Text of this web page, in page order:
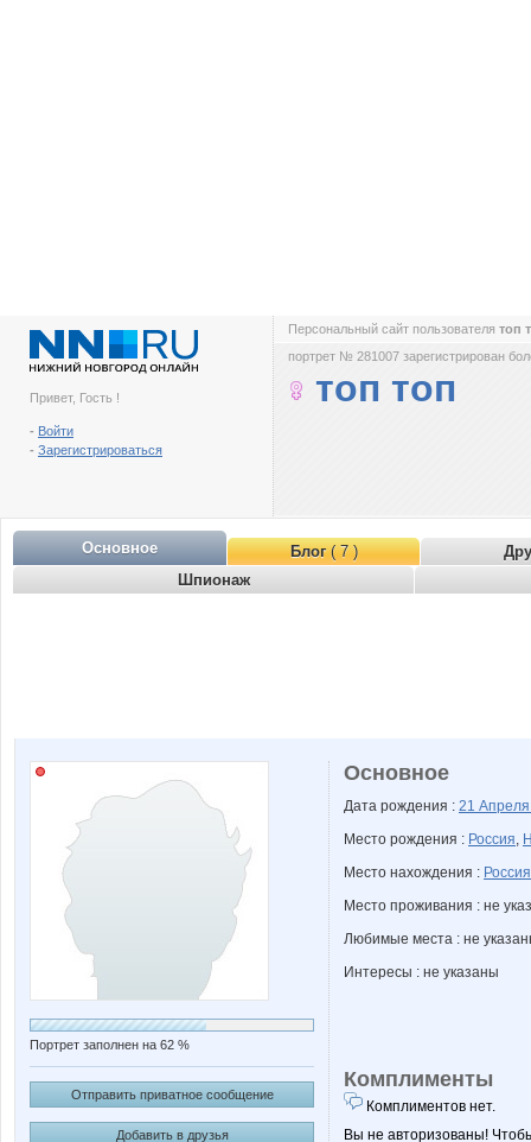
Привет, Гость !
- Войти
- Зарегистрироваться
Персональный сайт пользователя топ
портрет № 281007 зарегистрирован
топ топ
Основное Блог( 7 )
Шпионаж
Портрет заполнен на 62 %
Отправить приватное сообщение
Добавить в друзья
Основное
Дата рождения : 21
Место рождения : Россия,
Место нахождения : Россия
Место проживания : не
Любимые места : не
Интересы : не указаны
Комплименты
Комплиментов нет.
Вы не авторизованы!